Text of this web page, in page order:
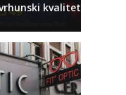
vrhunski kvalitet